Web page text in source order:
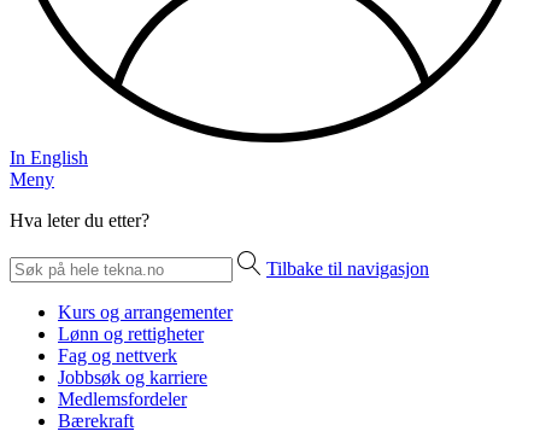
In English
Meny
Hva leter du etter?
Tilbake til navigasjon
Kurs og arrangementer
Lønn og rettigheter
Fag og nettverk
Jobbsøk og karriere
Medlemsfordeler
Bærekraft